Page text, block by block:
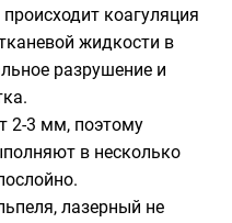
коагуляция
жидкости в
разрушение и
2-3 мм, поэтому
в несколько
лазерный не